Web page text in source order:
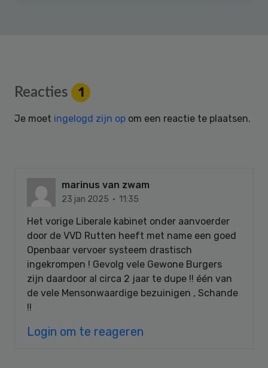
Reader
Interactions
Reacties 1
Je moet ingelogd zijn op om een reactie te plaatsen.
marinus van zwam
23 jan 2025 · 11:35
Het vorige Liberale kabinet onder aanvoerder
door de VVD Rutten heeft met name een goed
Openbaar vervoer systeem drastisch
ingekrompen ! Gevolg vele Gewone Burgers
zijn daardoor al circa 2 jaar te dupe !! één van
de vele Mensonwaardige bezuinigen , Schande
!!
Login om te reageren